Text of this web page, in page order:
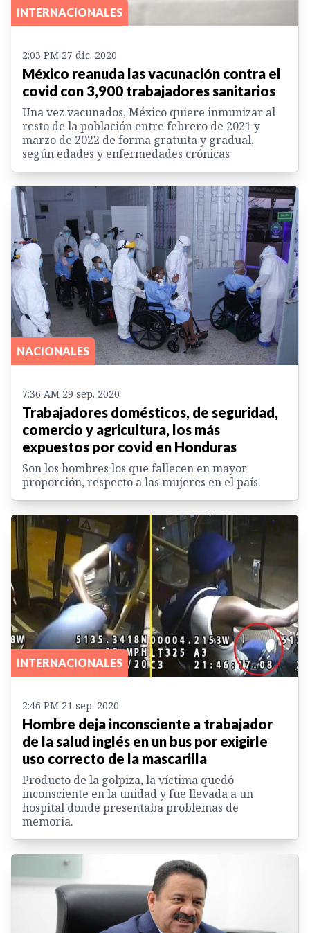
INTERNACIONALES
2:03 PM 27 dic. 2020
México reanuda las vacunación contra el
covid con 3,900 trabajadores sanitarios
Una vez vacunados, México quiere inmunizar al
resto de la población entre febrero de 2021 y
marzo de 2022 de forma gratuita y gradual,
según edades y enfermedades crónicas
NACIONALES
7:36 AM 29 sep. 2020
Trabajadores domésticos, de seguridad,
comercio y agricultura, los más
expuestos por covid en Honduras
Son los hombres los que fallecen en mayor
proporción, respecto a las mujeres en el país.
INTERNACIONALES
2:46 PM 21 sep. 2020
Hombre deja inconsciente a trabajador
de la salud inglés en un bus por exigirle
uso correcto de la mascarilla
Producto de la golpiza, la víctima quedó
inconsciente en la unidad y fue llevada a un
hospital donde presentaba problemas de
memoria.